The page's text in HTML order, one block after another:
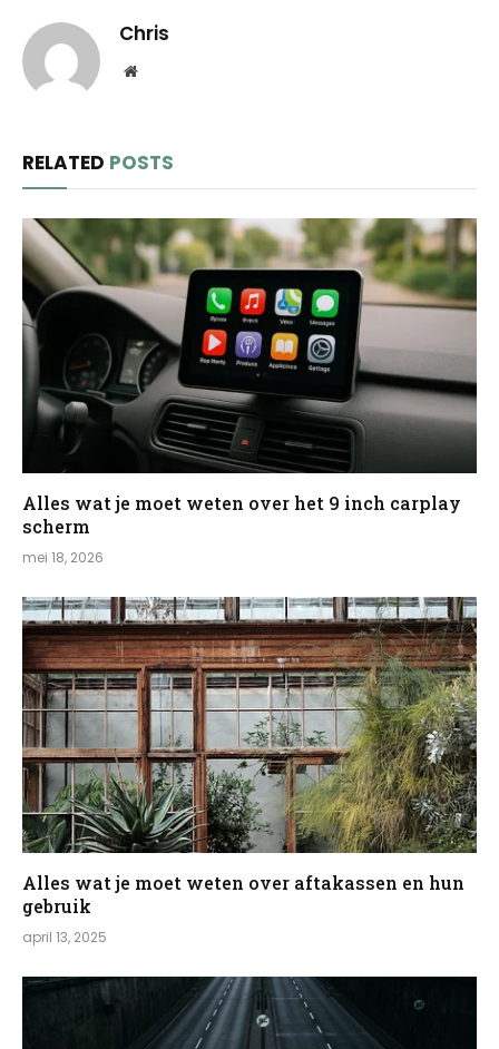
Chris
Website
RELATED POSTS
Alles wat je moet weten over het 9 inch carplay
scherm
mei 18, 2026
Alles wat je moet weten over aftakassen en hun
gebruik
april 13, 2025